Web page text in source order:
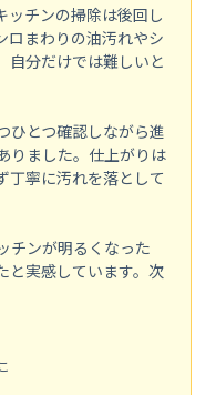
ッチンの掃除は後回し
ロまわりの油汚れやシ
自分だけでは難しいと
ひとつ確認しながら進
りました。仕上がりは
丁寧に汚れを落として
チンが明るくなった
と実感しています。次